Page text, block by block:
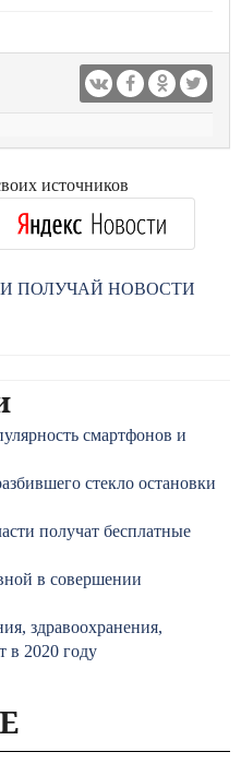
источников
ПОЛУЧАЙ НОВОСТИ
смартфонов и
стекло остановки
получат бесплатные
в совершении
здравоохранения,
в 2020 году